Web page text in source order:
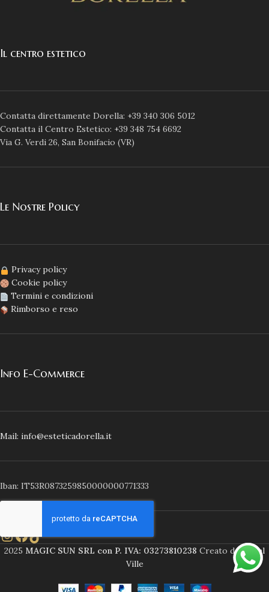
Il centro estetico
Contatta direttamente Dorella: +39 340 306 5012
Contatta il Centro Estetico: +39 348 754 6692
Via G. Verdi 26, San Bonifacio (VR)
Le Nostre Policy
Privacy policy
Cookie policy
Termini e condizioni
Rimborso e reso
Info E-Commerce
Mail: info@esteticadorella.it
Iban: IT53R0873259850000000771333
2025 MAGIC SUN SRL con P. IVA: 03273810238 Creato daSocial
Ville